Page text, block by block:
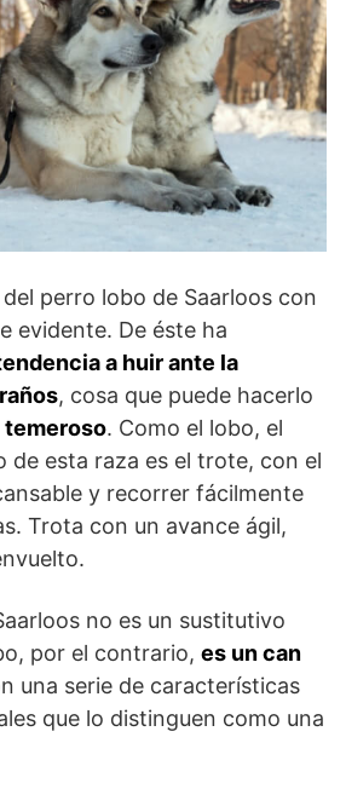
perro lobo de Saarloos con
evidente. De éste ha
a huir ante la
, cosa que puede hacerlo
temeroso. Como el lobo, el
de esta raza es el trote, con el
y recorrer fácilmente
Trota con un avance ágil,
no es un sustitutivo
por el contrario, es un can
una serie de características
que lo distinguen como una